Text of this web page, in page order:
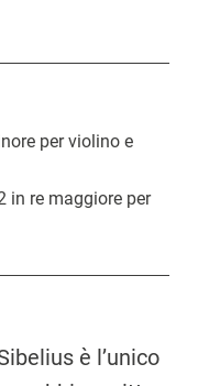
per violino e
in re maggiore per
è l’unico